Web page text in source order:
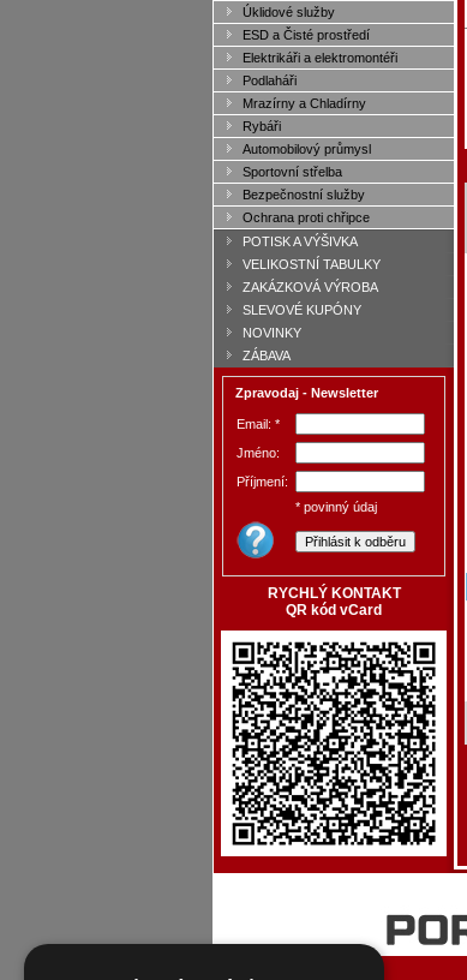
Úklidové služby
ESD a Čisté prostředí
Elektrikáři a elektromontéři
Podlaháři
Mrazírny a Chladírny
Rybáři
Automobilový průmysl
Sportovní střelba
Bezpečnostní služby
Ochrana proti chřipce
POTISK A VÝŠIVKA
VELIKOSTNÍ TABULKY
ZAKÁZKOVÁ VÝROBA
SLEVOVÉ KUPÓNY
NOVINKY
ZÁBAVA
Zpravodaj - Newsletter
Email: *
Jméno:
Příjmení:
* povinný údaj
RYCHLÝ KONTAKT
QR kód vCard